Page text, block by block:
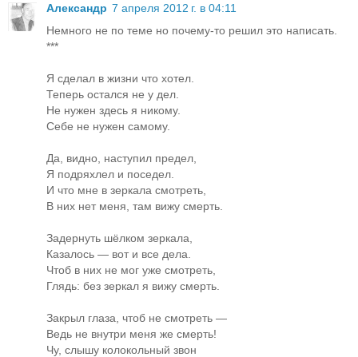
Александр 7 апреля 2012 г. в 04:11
Немного не по теме но почему-то решил это написать.
***
Я сделал в жизни что хотел.
Теперь остался не у дел.
Не нужен здесь я никому.
Себе не нужен самому.
Да, видно, наступил предел,
Я подряхлел и поседел.
И что мне в зеркала смотреть,
В них нет меня, там вижу смерть.
Задернуть шёлком зеркала,
Казалось — вот и все дела.
Чтоб в них не мог уже смотреть,
Глядь: без зеркал я вижу смерть.
Закрыл глаза, чтоб не смотреть —
Ведь не внутри меня же смерть!
Чу, слышу колокольный звон